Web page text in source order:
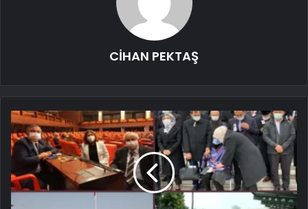
CİHAN PEKTAŞ